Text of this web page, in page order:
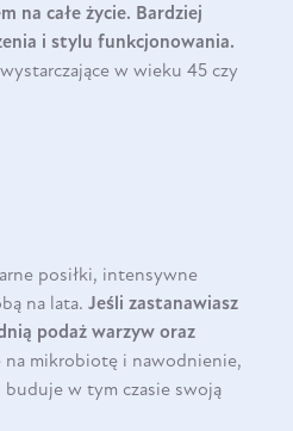
na całe życie. Bardziej
i stylu funkcjonowania.
w wieku 45 czy
posiłki, intensywne
na lata. Jeśli zastanawiasz
podaż warzyw oraz
na mikrobiotę i nawodnienie,
buduje w tym czasie swoją